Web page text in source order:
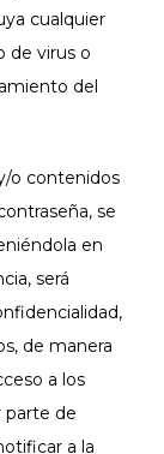
cualquier
de virus o
del
o contenidos
se
en
será
de manera
a los
parte de
a la